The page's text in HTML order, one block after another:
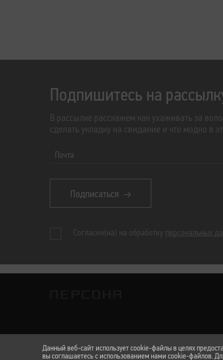
Подпишитесь на
В рассылке расскажем как ухаживать за
сделать укладку на свидание и что модно в
Почта
Подписаться
Согласен(на) на обработку персональных
Данный веб-сайт использует cookie-файлы в целях
вы соглашаетесь с использованием нами cookie-файлов.